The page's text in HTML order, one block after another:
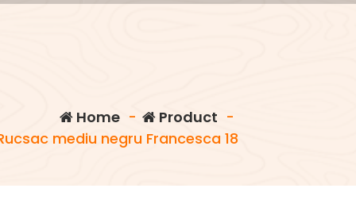
Home - Product -
mediu negru Francesca 18